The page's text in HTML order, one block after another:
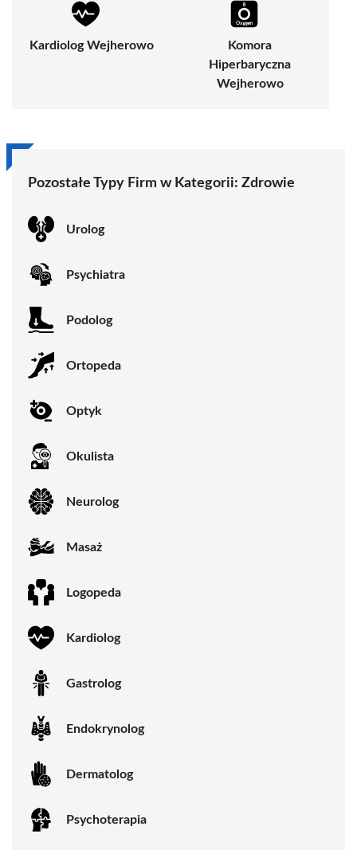
Kardiolog Wejherowo
Komora
Hiperbaryczna
Wejherowo
Pozostałe Typy Firm w Kategorii: Zdrowie
Urolog
Psychiatra
Podolog
Ortopeda
Optyk
Okulista
Neurolog
Masaż
Logopeda
Kardiolog
Gastrolog
Endokrynolog
Dermatolog
Psychoterapia